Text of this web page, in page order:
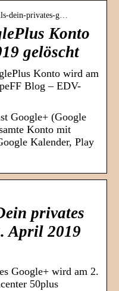
dein-privates-g…
Konto
gelöscht
Konto wird am
Blog – EDV-
Google+ (Google
Konto mit
Kalender, Play
privates
April 2019
Google+ wird am 2.
50plus